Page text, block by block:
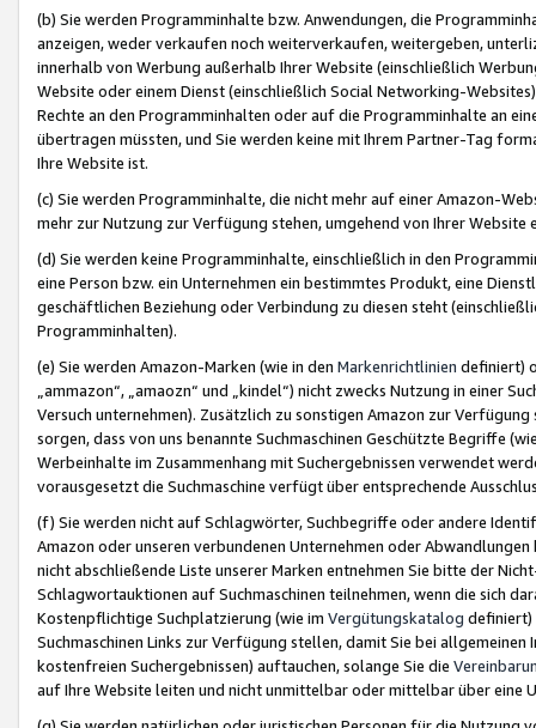
(b) Sie werden Programminhalte bzw. Anwendungen, die
anzeigen, weder verkaufen noch weiterverkaufen, weitergeben,
innerhalb von Werbung außerhalb Ihrer Website (einschließlich
Website oder einem Dienst (einschließlich Social Networking-
Rechte an den Programminhalten oder auf die Programminhalte an
übertragen müssten, und Sie werden keine mit Ihrem Partner-Tag
Ihre Website ist.
(c) Sie werden Programminhalte, die nicht mehr auf einer Amazon-
mehr zur Nutzung zur Verfügung stehen, umgehend von Ihrer
(d) Sie werden keine Programminhalte, einschließlich in den
eine Person bzw. ein Unternehmen ein bestimmtes Produkt, eine
geschäftlichen Beziehung oder Verbindung zu diesen steht
Programminhalten).
(e) Sie werden Amazon-Marken (wie in den Markenrichtlinien definiert)
„ammazon“, „amaozn“ und „kindel“) nicht zwecks Nutzung in einer
Versuch unternehmen). Zusätzlich zu sonstigen Amazon zur
sorgen, dass von uns benannte Suchmaschinen Geschützte Begriffe
Werbeinhalte im Zusammenhang mit Suchergebnissen verwendet
vorausgesetzt die Suchmaschine verfügt über entsprechende
(f) Sie werden nicht auf Schlagwörter, Suchbegriffe oder andere
Amazon oder unseren verbundenen Unternehmen oder
nicht abschließende Liste unserer Marken entnehmen Sie bitte der
Schlagwortauktionen auf Suchmaschinen teilnehmen, wenn die sich
Kostenpflichtige Suchplatzierung (wie im Vergütungskatalog definiert)
Suchmaschinen Links zur Verfügung stellen, damit Sie bei
kostenfreien Suchergebnissen) auftauchen, solange Sie die
auf Ihre Website leiten und nicht unmittelbar oder mittelbar über eine